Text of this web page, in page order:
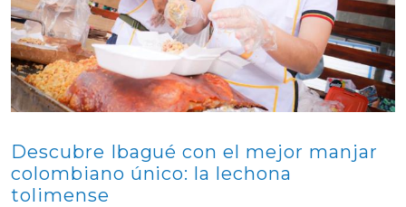
Descubre Ibagué con el mejor manjar
colombiano único: la lechona
tolimense